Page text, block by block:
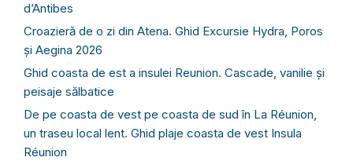
d’Antibes
Croazieră de o zi din Atena. Ghid Excursie Hydra, Poros
și Aegina 2026
Ghid coasta de est a insulei Reunion. Cascade, vanilie și
peisaje sălbatice
De pe coasta de vest pe coasta de sud în La Réunion,
un traseu local lent. Ghid plaje coasta de vest Insula
Réunion